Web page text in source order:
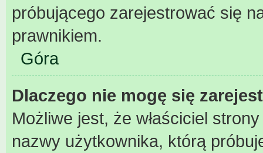
próbującego zarejestrować się
prawnikiem.
Góra
Dlaczego nie mogę się
Możliwe jest, że właściciel
nazwy użytkownika, którą